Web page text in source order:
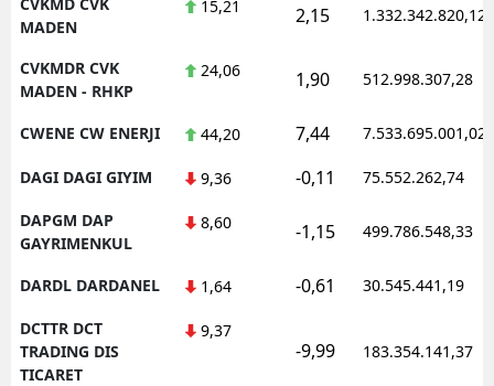
MADEN
15,21 2,15 1.332.342.820,12
CVKMDR CVK
MADEN - RHKP
24,06 1,90 512.998.307,28
CWENE CW ENERJI 44,20 7,44 7.533.695.001,02
DAGI DAGI GIYIM 9,36 -0,11 75.552.262,74
DAPGM DAP
GAYRIMENKUL
8,60 -1,15 499.786.548,33
DARDL DARDANEL 1,64 -0,61 30.545.441,19
DCTTR DCT
TRADING DIS
TICARET
9,37
-9,99 183.354.141,37